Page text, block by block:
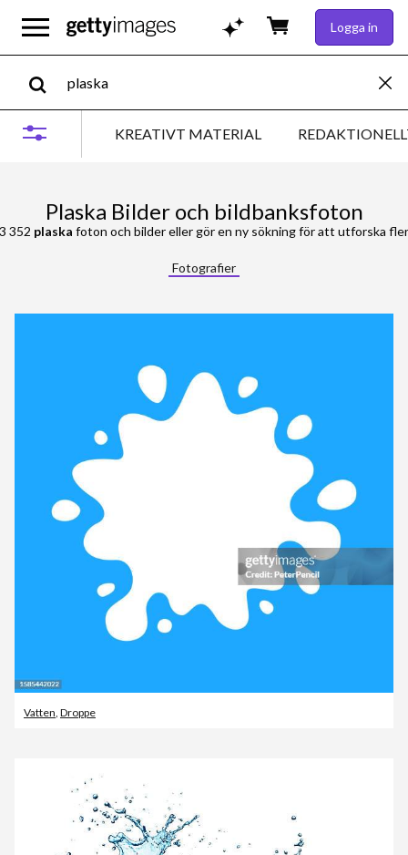
Logga in
KREATIVT MATERIAL
Plaska Bilder och bildbanksfoton
352 plaska foton och bilder eller gör en ny sökning för att utforska
Fotografier
Vatten, Droppe